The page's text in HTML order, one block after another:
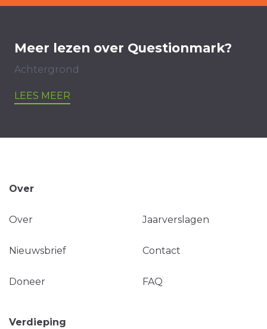
Meer lezen over Questionmark?
Achtergrond
LEES MEER
Over
Over Jaarverslagen
Nieuwsbrief Contact
Doneer FAQ
Verdieping